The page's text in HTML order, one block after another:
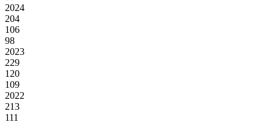
2024
204
106
98
2023
229
120
109
2022
213
111